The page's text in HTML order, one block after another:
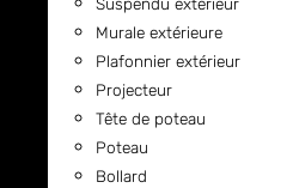
Murale extérieure
Plafonnier extérieur
Projecteur
Tête de poteau
Poteau
Bollard